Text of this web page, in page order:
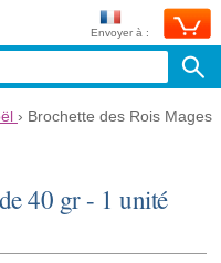
Envoyer à :
› Brochette des Rois Mages
40 gr - 1 unité